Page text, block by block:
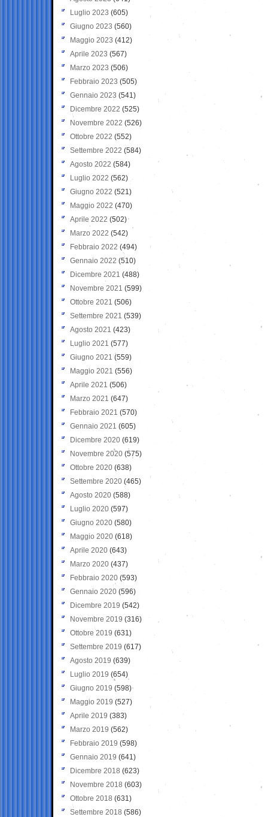
Luglio 2023 (605)
Giugno 2023 (560)
Maggio 2023 (412)
Aprile 2023 (567)
Marzo 2023 (506)
Febbraio 2023 (505)
Gennaio 2023 (541)
Dicembre 2022 (525)
Novembre 2022 (526)
Ottobre 2022 (552)
Settembre 2022 (584)
Agosto 2022 (584)
Luglio 2022 (562)
Giugno 2022 (521)
Maggio 2022 (470)
Aprile 2022 (502)
Marzo 2022 (542)
Febbraio 2022 (494)
Gennaio 2022 (510)
Dicembre 2021 (488)
Novembre 2021 (599)
Ottobre 2021 (506)
Settembre 2021 (539)
Agosto 2021 (423)
Luglio 2021 (577)
Giugno 2021(559)
Maggio 2021 (556)
Aprile 2021 (506)
Marzo 2021 (647)
Febbraio 2021 (570)
Gennaio 2021 (605)
Dicembre 2020 (619)
Novembre 2020 (575)
Ottobre 2020 (638)
Settembre 2020(465)
Agosto 2020 (588)
Luglio 2020 (597)
Giugno 2020 (580)
Maggio 2020 (618)
Aprile 2020 (643)
Marzo 2020 (437)
Febbraio 2020 (593)
Gennaio 2020 (596)
Dicembre 2019 (542)
Novembre 2019 (316)
Ottobre 2019 (631)
Settembre 2019 (617)
Agosto 2019 (639)
Luglio 2019 (654)
Giugno 2019 (598)
Maggio 2019 (527)
Aprile 2019 (383)
Marzo 2019 (562)
Febbraio 2019 (598)
Gennaio 2019 (641)
Dicembre 2018 (623)
Novembre 2018 (603)
Ottobre 2018 (631)
Settembre 2018 (586)